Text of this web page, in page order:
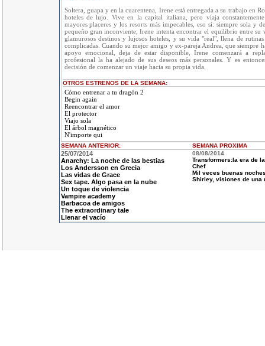
Soltera, guapa y en la cuarentena, Irene está entregada a su trabajo en
hoteles de lujo. Vive en la capital italiana, pero viaja
mayores placeres y los resorts más impecables, eso sí: siempre sola y
pequeño gran inconviente, Irene intenta encontrar el equilibrio entre su
glamurosos destinos y lujosos hoteles, y su vida "real", llena de
complicadas. Cuando su mejor amigo y ex-pareja Andrea, que siempre
apoyo emocional, deja de estar disponible, Irene comenzará a
profesional la ha alejado de sus deseos más personales. Y es
decisión de comenzar un viaje hacia su propia vida.
OTROS ESTRENOS DE LA SEMANA:
Cómo entrenar a tu dragón 2
Begin again
Reencontrar el amor
El protector
Viajo sola
El árbol magnético
N'importe qui
SEMANA ANTERIOR: SEMANA PROXIMA
25/07/2014
Anarchy: La noche de las bestias
Los Andersson en Grecia
Las vidas de Grace
Sex tape. Algo pasa en la nube
Un toque de violencia
Vampire academy
Barbacoa de amigos
The extraordinary tale
Llenar el vacío
08/08/2014
Transformers:la era de
Chef
Mil veces buenas
Shirley, visiones de una